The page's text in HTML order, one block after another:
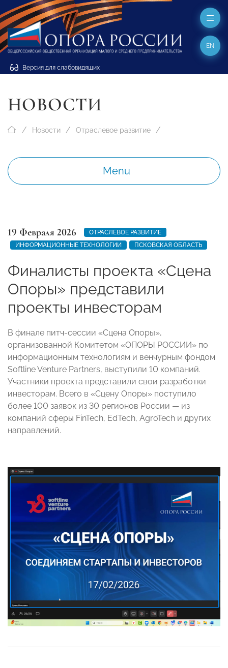
Версия для слабовидящих
EN
НОВОСТИ
Новости Отраслевое развитие
Menu
19 Февраля 2026
ОТРАСЛЕВОЕ РАЗВИТИЕ
ИНФОРМАЦИОННЫЕ ТЕХНОЛОГИИ
ПСКОВСКАЯ ОБЛАСТЬ
Финалисты проекта «Сцена
Опоры» представили
проекты инвесторам
В финале питч-сессии «Сцена Опоры»,
организованной Комитетом «ОПОРЫ РОССИИ» по
информационным технологиям и венчурным фондом
Softline Venture Partners, выступили 10 компаний.
Участники проекта представили свои разработки
инвесторам. Всего в «Сцену Опоры» поступило
более 100 заявок из 30 регионов России — из
компаний сферы FinTech, EdTech, AgroTech и других
направлений.